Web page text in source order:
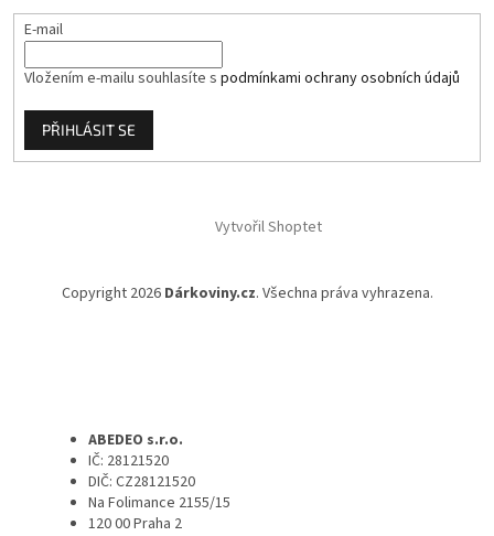
E-mail
Vložením e-mailu souhlasíte s podmínkami ochrany osobních údajů
PŘIHLÁSIT SE
Vytvořil Shoptet
Copyright 2026 Dárkoviny.cz. Všechna práva vyhrazena.
ABEDEO s.r.o.
IČ: 28121520
DIČ: CZ28121520
Na Folimance 2155/15
120 00 Praha 2